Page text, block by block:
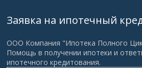
Заявка на ипотечный
ООО Компания "Ипотека Полного
Помощь в получении ипотеки и
ипотечного кредитования.